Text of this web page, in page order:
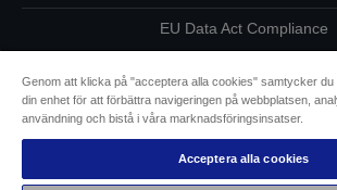
EU Data Act Compliance
Kontakta oss angående dina
Information om cookies
Epsons åtagande avseende
Genom att klicka på "acceptera alla cookies" samtycker du
din enhet för att förbättra navigeringen på webbplatsen,
användning och bistå i våra marknadsföringsinsatser.
Acceptera alla cookies